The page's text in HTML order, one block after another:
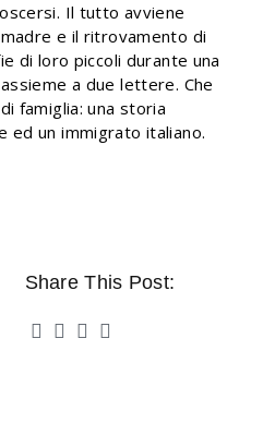
Il tutto avviene
e il ritrovamento di
di loro piccoli durante una
a due lettere. Che
famiglia: una storia
ed un immigrato italiano.
Share This Post: